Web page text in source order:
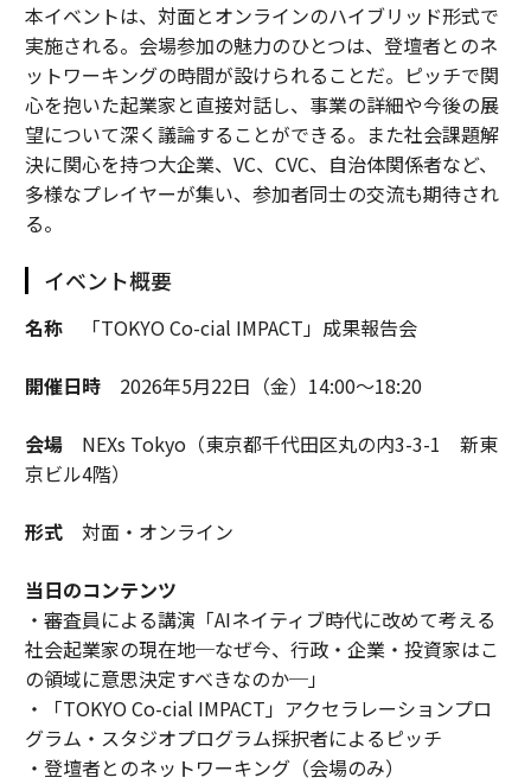
本イベントは、対面とオンラインのハイブリッド形式で
実施される。会場参加の魅力のひとつは、登壇者とのネ
ットワーキングの時間が設けられることだ。ピッチで関
心を抱いた起業家と直接対話し、事業の詳細や今後の展
望について深く議論することができる。また社会課題解
決に関心を持つ大企業、VC、CVC、自治体関係者など、
多様なプレイヤーが集い、参加者同士の交流も期待され
る。
イベント概要
名称「TOKYO Co-cial IMPACT」成果報告会
開催日時2026年5月22日（金）14:00～18:20
会場NEXs Tokyo（東京都千代田区丸の内3-3-1 新東
京ビル4階）
形式対面・オンライン
当日のコンテンツ
・審査員による講演「AIネイティブ時代に改めて考える
社会起業家の現在地─なぜ今、行政・企業・投資家はこ
の領域に意思決定すべきなのか─」
・「TOKYO Co-cial IMPACT」アクセラレーションプロ
グラム・スタジオプログラム採択者によるピッチ
・登壇者とのネットワーキング（会場のみ）